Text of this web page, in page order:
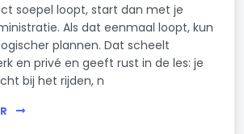
soepel loopt, start dan met je
Als dat eenmaal loopt, kun
plannen. Dat scheelt
en privé en geeft rust in de les: je
bij het rijden, n